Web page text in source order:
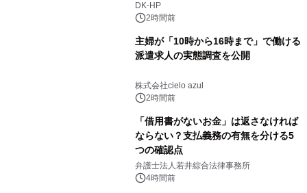
DK-HP
2時間前
主婦が「10時から16時まで」で働ける
派遣求人の実態調査を公開
株式会社cielo azul
2時間前
「借用書がないお金」は返さなければ
ならない？支払義務の有無を分ける5
つの確認点
弁護士法人若井綜合法律事務所
4時間前